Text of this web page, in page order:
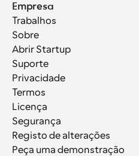
Empresa
Trabalhos
Sobre
Abrir Startup
Suporte
Privacidade
Termos
Licença
Segurança
Registo de alterações
Peça uma demonstração